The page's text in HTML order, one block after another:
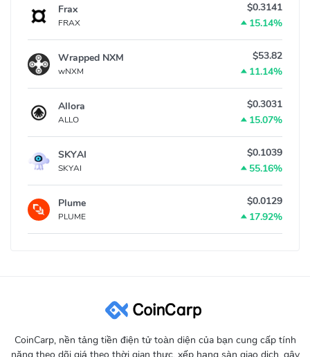
Frax
FRAX
$0.3141
15.14%
Wrapped NXM
wNXM
$53.82
11.14%
Allora
ALLO
$0.3031
15.07%
SKYAI
SKYAI
$0.1039
55.16%
Plume
PLUME
$0.0129
17.92%
CoinCarp, nền tảng tiền điện tử toàn diện của bạn cung cấp tính